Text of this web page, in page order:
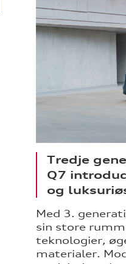
Tredje
Q7
og
Med 3.
sin store
teknologier,
materialer.